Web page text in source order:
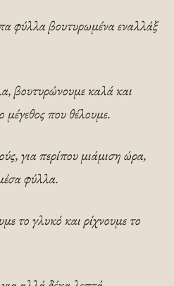
φύλλα βουτυρωμένα εναλλάξ
βουτυρώνουμε καλά και
που θέλουμε.
για περίπου μιάμιση ώρα,
φύλλα.
το γλυκό και ρίχνουμε το